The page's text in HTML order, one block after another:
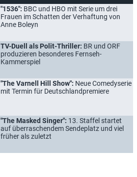
"1536": BBC und HBO mit Serie um drei
Frauen im Schatten der Verhaftung von
Anne Boleyn
TV-Duell als Polit-Thriller: BR und ORF
produzieren besonderes Fernseh-
Kammerspiel
"The Varnell Hill Show": Neue Comedyserie
mit Termin für Deutschlandpremiere
"The Masked Singer": 13. Staffel startet
auf überraschendem Sendeplatz und viel
früher als zuletzt